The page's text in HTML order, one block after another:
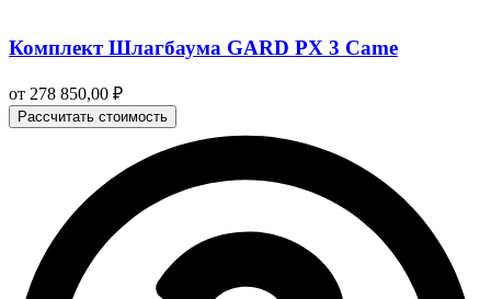
Комплект Шлагбаума GARD PX 3 Came
от 278 850,00 ₽
Рассчитать стоимость